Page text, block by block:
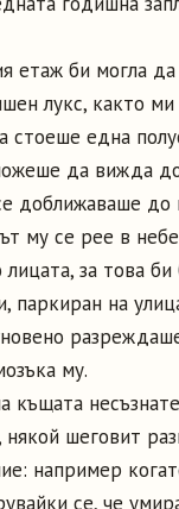
етаж би могла
лукс, както
стоеше една
да вижда
доближаваше
му се рее в
за това
на
му.
къщата
шеговит
например
се, че